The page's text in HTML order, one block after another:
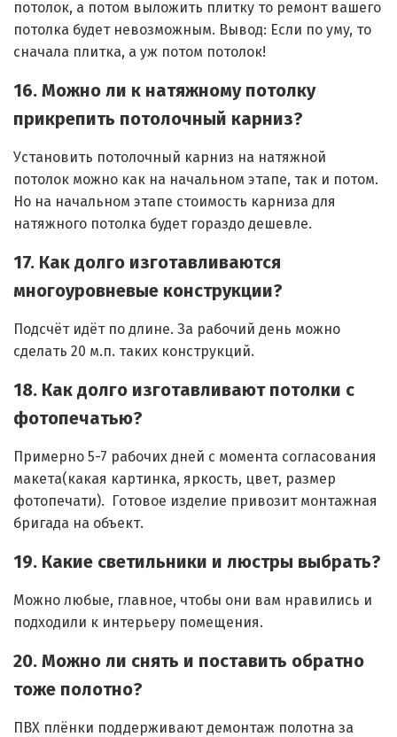
потолок, а потом выложить плитку то ремонт вашего
потолка будет невозможным. Вывод: Если по уму, то
сначала плитка, а уж потом потолок!
16. Можно ли к натяжному потолку
прикрепить потолочный карниз?
Установить потолочный карниз на натяжной
потолок можно как на начальном этапе, так и потом.
Но на начальном этапе стоимость карниза для
натяжного потолка будет гораздо дешевле.
17. Как долго изготавливаются
многоуровневые конструкции?
Подсчёт идёт по длине. За рабочий день можно
сделать 20 м.п. таких конструкций.
18. Как долго изготавливают потолки с
фотопечатью?
Примерно 5-7 рабочих дней с момента согласования
макета(какая картинка, яркость, цвет, размер
фотопечати). Готовое изделие привозит монтажная
бригада на объект.
19. Какие светильники и люстры выбрать?
Можно любые, главное, чтобы они вам нравились и
подходили к интерьеру помещения.
20. Можно ли снять и поставить обратно
тоже полотно?
ПВХ плёнки поддерживают демонтаж полотна за